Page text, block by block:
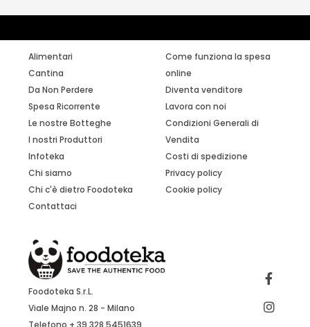
Alimentari
Cantina
Da Non Perdere
Spesa Ricorrente
Le nostre Botteghe
I nostri Produttori
Infoteka
Chi siamo
Chi c'è dietro Foodoteka
Contattaci
Come funziona la spesa
online
Diventa venditore
Lavora con noi
Condizioni Generali di
Vendita
Costi di spedizione
Privacy policy
Cookie policy
Foodoteka S.r.L.
Viale Majno n. 28 - Milano